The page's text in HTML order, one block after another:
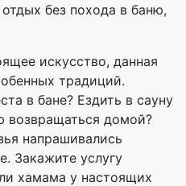
без похода в баню,
искусство, данная
традиций.
в бане? Ездить в сауну
возвращаться домой?
напрашивались
Закажите услугу
хамама у настоящих